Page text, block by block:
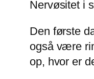
Nervøsitet i
Den første
også være
op, hvor er